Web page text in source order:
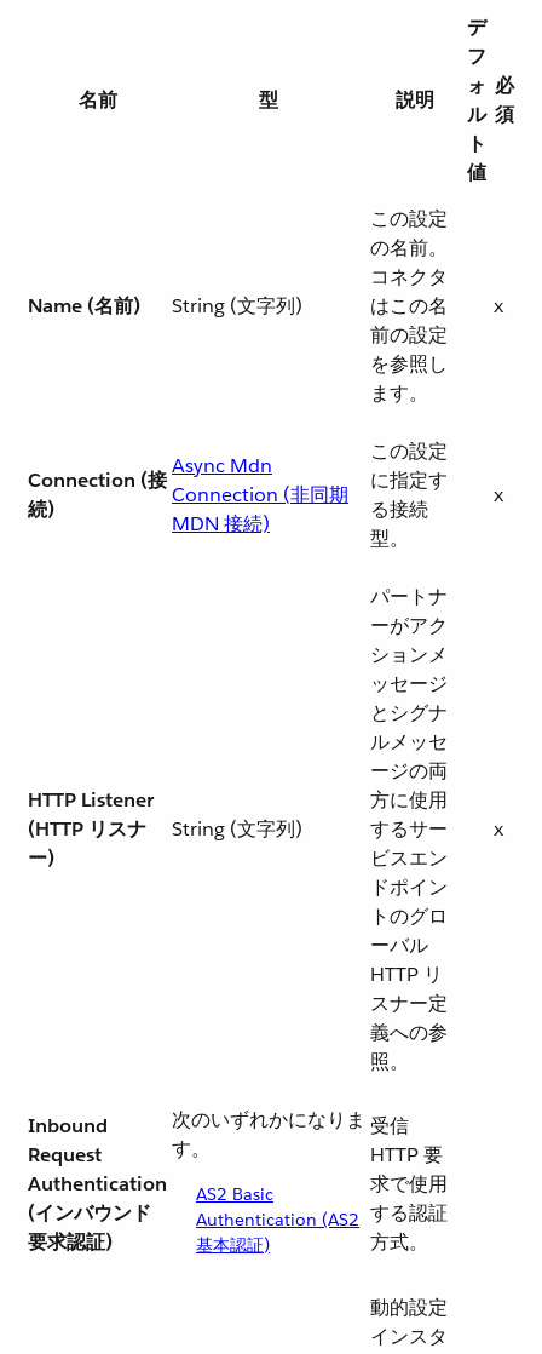
名前 型 説明
デ
フ
ォ
ル
ト
値
必
須
Name (名前) String (文字列)
この設定
の名前。
コネクタ
はこの名
前の設定
を参照し
ます。
x
Connection (接
続)
Async Mdn
Connection (非同期
MDN 接続)
この設定
に指定す
る接続
型。
x
HTTP Listener
(HTTP リスナ
ー)
String (文字列)
パートナ
ーがアク
ションメ
ッセージ
とシグナ
ルメッセ
ージの両
方に使用
するサー
ビスエン
ドポイン
トのグロ
ーバル
HTTP リ
スナー定
義への参
照。
x
Inbound
Request
Authentication
(インバウンド
要求認証)
次のいずれかになりま
す。
AS2 Basic
Authentication (AS2
基本認証)
受信
HTTP 要
求で使用
する認証
方式。
動的設定
インスタ